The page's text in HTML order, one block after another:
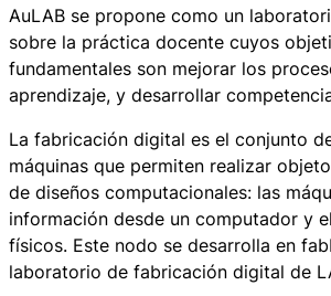
AuLAB se propone como un
sobre la práctica docente cuyos
fundamentales son mejorar los
aprendizaje, y desarrollar
La fabricación digital es el conjunto
máquinas que permiten realizar
de diseños computacionales: las
información desde un computador y
físicos. Este nodo se desarrolla en
laboratorio de fabricación digital de